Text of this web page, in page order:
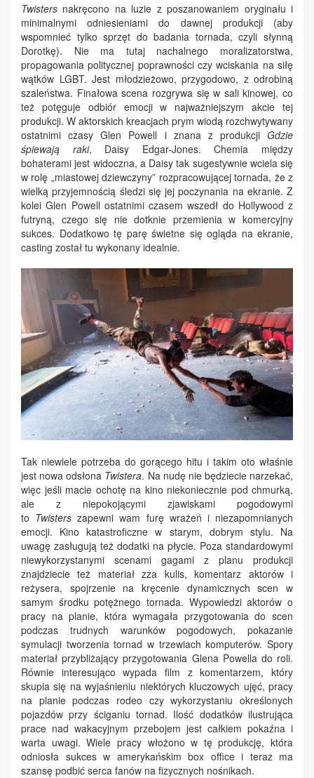
Twisters nakręcono na luzie z poszanowaniem oryginału i
minimalnymi odniesieniami do dawnej produkcji (aby
wspomnieć tylko sprzęt do badania tornada, czyli słynną
Dorotkę). Nie ma tutaj nachalnego moralizatorstwa,
propagowania politycznej poprawności czy wciskania na siłę
wątków LGBT. Jest młodzieżowo, przygodowo, z odrobiną
szaleństwa. Finałowa scena rozgrywa się w sali kinowej, co
też potęguje odbiór emocji w najważniejszym akcie tej
produkcji. W aktorskich kreacjach prym wiodą rozchwytywany
ostatnimi czasy Glen Powell i znana z produkcji Gdzie
śpiewają raki, Daisy Edgar-Jones. Chemia między
bohaterami jest widoczna, a Daisy tak sugestywnie wciela się
w rolę „miastowej dziewczyny” rozpracowującej tornada, że z
wielką przyjemnością śledzi się jej poczynania na ekranie. Z
kolei Glen Powell ostatnimi czasem wszedł do Hollywood z
futryną, czego się nie dotknie przemienia w komercyjny
sukces. Dodatkowo tę parę świetne się ogląda na ekranie,
casting został tu wykonany idealnie.
Tak niewiele potrzeba do gorącego hitu i takim oto właśnie
jest nowa odsłona Twistera. Na nudę nie będziecie narzekać,
więc jeśli macie ochotę na kino niekoniecznie pod chmurką,
ale z niepokojącymi zjawiskami pogodowymi
to Twisters zapewni wam furę wrażeń i niezapomnianych
emocji. Kino katastroficzne w starym, dobrym stylu. Na
uwagę zasługują też dodatki na płycie. Poza standardowymi
niewykorzystanymi scenami gagami z planu produkcji
znajdziecie też materiał zza kulis, komentarz aktorów i
reżysera, spojrzenie na kręcenie dynamicznych scen w
samym środku potężnego tornada. Wypowiedzi aktorów o
pracy na planie, która wymagała przygotowania do scen
podczas trudnych warunków pogodowych, pokazanie
symulacji tworzenia tornad w trzewiach komputerów. Spory
materiał przybliżający przygotowania Glena Powella do roli.
Równie interesująco wypada film z komentarzem, który
skupia się na wyjaśnieniu niektórych kluczowych ujęć, pracy
na planie podczas rodeo czy wykorzystaniu określonych
pojazdów przy ściganiu tornad. Ilość dodatków ilustrująca
prace nad wakacyjnym przebojem jest całkiem pokaźna i
warta uwagi. Wiele pracy włożono w tę produkcję, która
odniosła sukces w amerykańskim box office i teraz ma
szansę podbić serca fanów na fizycznych nośnikach.